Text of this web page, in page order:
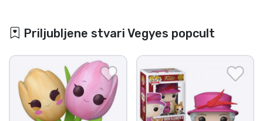
Priljubljene stvari Vegyes popcult